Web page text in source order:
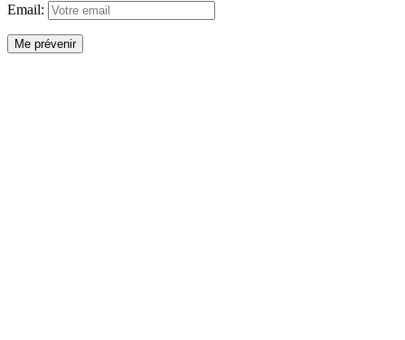
Email:
Me prévenir